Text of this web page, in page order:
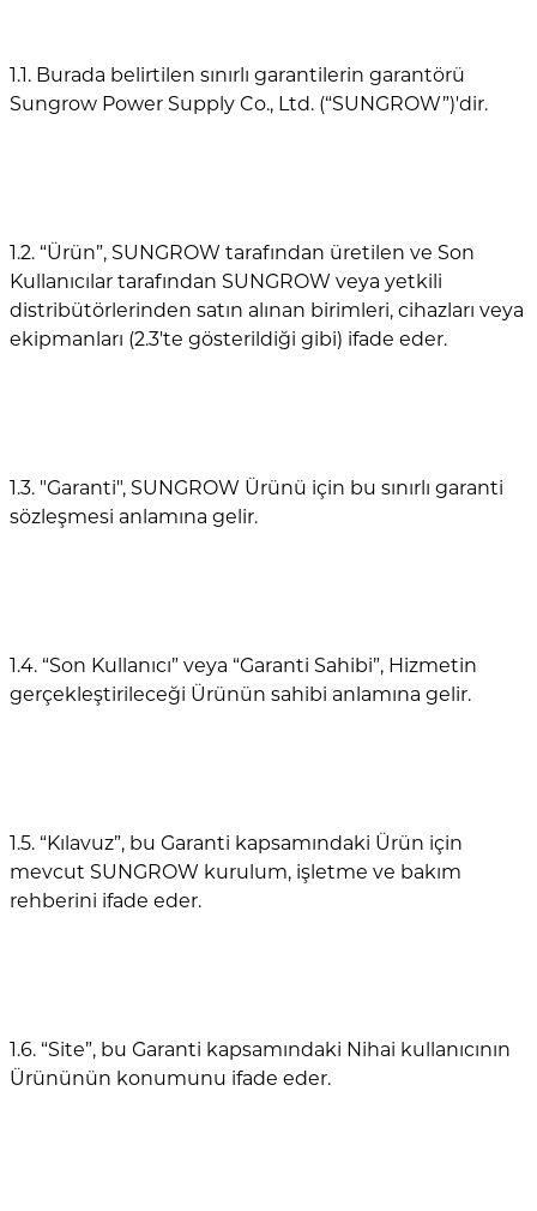
1.1. Burada belirtilen sınırlı garantilerin garantörü
Sungrow Power Supply Co., Ltd. (“SUNGROW”)'dir.
1.2. “Ürün”, SUNGROW tarafından üretilen ve Son
Kullanıcılar tarafından SUNGROW veya yetkili
distribütörlerinden satın alınan birimleri, cihazları veya
ekipmanları (2.3'te gösterildiği gibi) ifade eder.
1.3. "Garanti", SUNGROW Ürünü için bu sınırlı garanti
sözleşmesi anlamına gelir.
1.4. “Son Kullanıcı” veya “Garanti Sahibi”, Hizmetin
gerçekleştirileceği Ürünün sahibi anlamına gelir.
1.5. “Kılavuz”, bu Garanti kapsamındaki Ürün için
mevcut SUNGROW kurulum, işletme ve bakım
rehberini ifade eder.
1.6. “Site”, bu Garanti kapsamındaki Nihai kullanıcının
Ürününün konumunu ifade eder.